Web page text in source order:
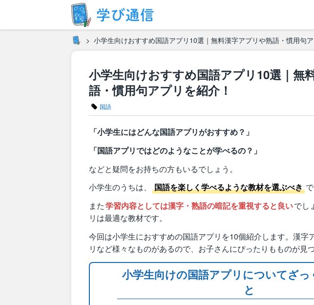
小学生向けおすすめ国語アプリ10選｜無料漢字アプリや熟語・慣用句ア
小学生向けおすすめ国語アプリ10選｜無
語・慣用句アプリを紹介！
国語
「小学生にはどんな国語アプリがおすすめ？」
「国語アプリではどのようなことが学べるの？」
などと疑問をお持ちの方もいるでしょう。
小学生のうちは、
国語を楽しく学べるような教材を選ぶべき で
また学習内容としては漢字・熟語の暗記を重視すると良いでし
リは最適な教材です。
今回は小学生におすすめの国語アプリを10個紹介します。漢字
リなど様々なものがあるので、お子さんにぴったりもものが見
小学生向けの国語アプリについてざっ
と